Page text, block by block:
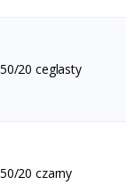
20 ceglasty
20 czarny